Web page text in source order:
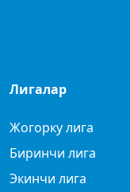
Лигалар
Жогорку лига
Биринчи лига
Экинчи лига